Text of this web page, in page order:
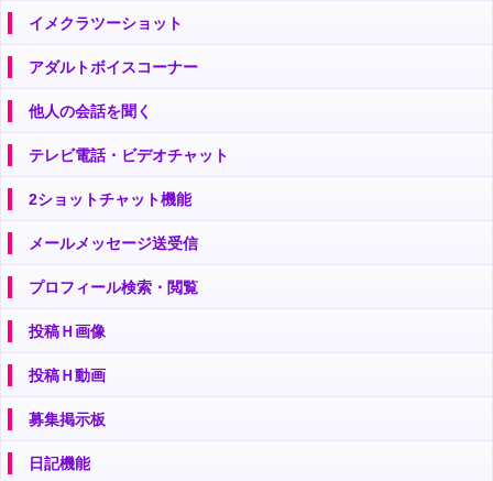
イメクラツーショット
アダルトボイスコーナー
他人の会話を聞く
テレビ電話・ビデオチャット
2ショットチャット機能
メールメッセージ送受信
プロフィール検索・閲覧
投稿Ｈ画像
投稿Ｈ動画
募集掲示板
日記機能